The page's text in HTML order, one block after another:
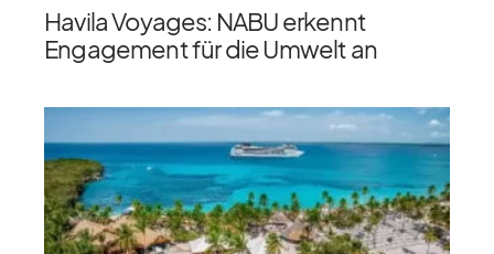
Havila Voyages: NABU erkennt
Engagement für die Umwelt an